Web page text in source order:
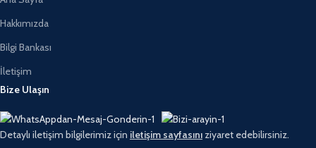
Hakkımızda
Bilgi Bankası
İletişim
Bize Ulaşın
Detaylı iletişim bilgilerimiz için iletişim sayfasını ziyaret edebilirsiniz.